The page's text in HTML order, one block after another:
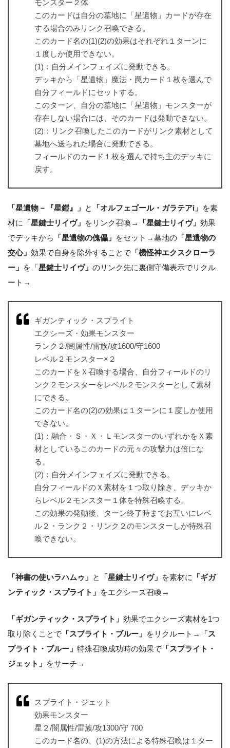
モンスター２体
このカードは自分の墓地に「星遺物」カードが存在
する場合のみリンク召喚できる。
このカード名の(1)(2)の効果はそれぞれ１ターンに
１度しか使用できない。
(1)：自分メインフェイズに発動できる。
デッキから「星遺物」魔法・罠カード１枚を選んで
自分フィールドにセットする。
このターン、自分の墓地に「星遺物」モンスターが
存在しない場合には、そのカードは発動できない。
(2)：リンク召喚したこのカードがリンク素材として
墓地へ送られた場合に発動できる。
フィールドのカード１枚を選んで持ち主のデッキに
戻す。
「星遺物－『星鎧』」 と 「オルフェゴール・ガラテアi」 を素
材に
「星鍵士リイヴ」 をリンク召喚→ 「星鍵士リイヴ」 効果
でデッキから
「星遺物の傀儡」 をセット→墓地の 「星遺物の
交心」 効果で自身を除外することで 「機怪神エクスクローラ
ー」 を「星鍵士リイヴ」 のリンク先に裏側守備表示でリクル
ート→
ギガンティック・スプライト
エクシーズ・効果モンスター
ランク２/闇属性/雷族/攻1600/守1600
レベル２モンスター×２
このカードをＸ召喚する場合、自分フィールドのリ
ンク２モンスターをレベル２モンスターとして素材
にできる。
このカード名の(2)の効果は１ターンに１度しか使用
できない。
(1)：融合・Ｓ・Ｘ・ＬモンスターのいずれかをＸ素
材としているこのカードの元々の攻撃力は倍にな
る。
(2)：自分メインフェイズに発動できる。
自分フィールドのＸ素材を１つ取り除き、デッキか
らレベル２モンスター１体を特殊召喚する。
この効果の発動後、ターン終了時までお互いにレベ
ル２・ランク２・リンク２のモンスターしか特殊召
喚できない。
「神書の使いラハムゥ」 と 「星鍵士リイヴ」 を素材に
「ギガ
ンティック・スプライト」 をエクシーズ召喚→
「ギガンティック・スプライト」 効果でエクシーズ素材を1つ
取り除くことで 「スプライト・ブルー」 をリクルート→
「ス
プライト・ブルー」 特殊召喚成功時の効果で 「スプライト・
ジェット」 をサーチ→
スプライト・ジェット
効果モンスター
星２/闇属性/雷族/攻1300/守 700
このカード名の、(1)の方法による特殊召喚は１ター